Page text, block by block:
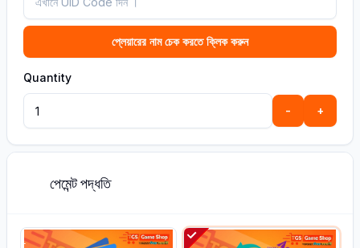
প্লেয়ারের নাম চেক করতে ক্লিক করুন
Quantity
- +
পেমেন্ট পদ্ধতি
L L